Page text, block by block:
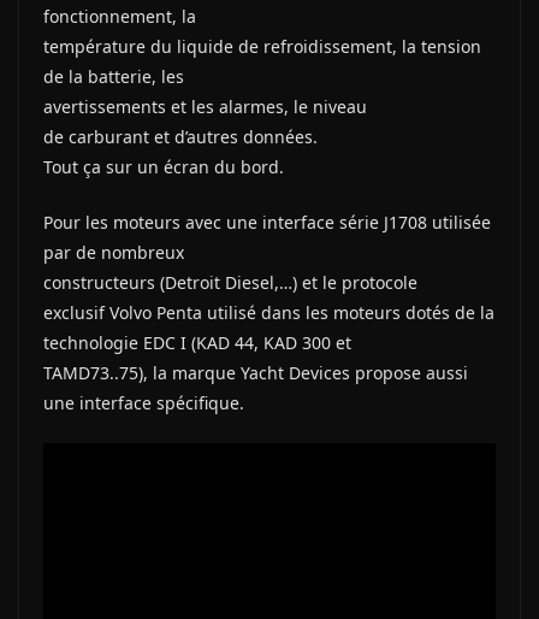
fonctionnement, la
température du liquide de refroidissement, la tension
de la batterie, les
avertissements et les alarmes, le niveau
de carburant et d’autres données.
Tout ça sur un écran du bord.
Pour les moteurs avec une interface série J1708 utilisée
par de nombreux
constructeurs (Detroit Diesel,…) et le protocole
exclusif Volvo Penta utilisé dans les moteurs dotés de la
technologie EDC I (KAD 44, KAD 300 et
TAMD73..75), la marque Yacht Devices propose aussi
une interface spécifique.